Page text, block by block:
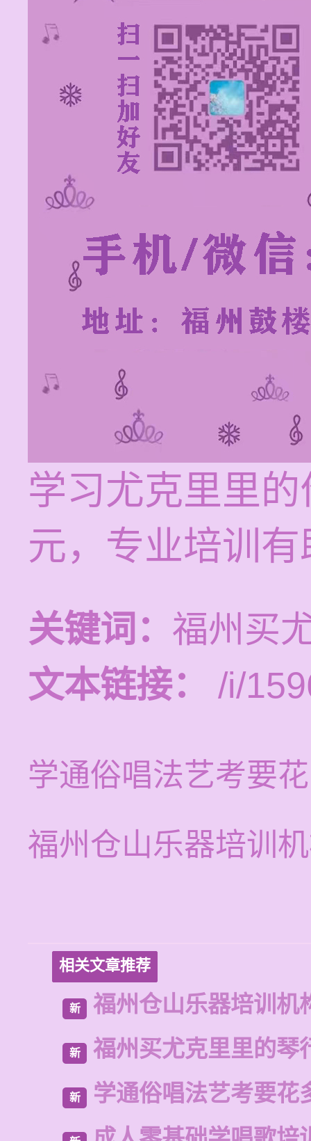
学习尤克里里
元，专业培训
关键词： 福州买
文本链接：
/i/
学通俗唱法艺考要
福州仓山乐器培训
相关文章推荐
新 福州仓山乐器培训机
新 福州买尤克里里的琴
新 学通俗唱法艺考要花